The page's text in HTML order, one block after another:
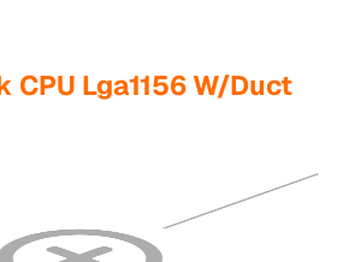
Lga1156 W/Duct